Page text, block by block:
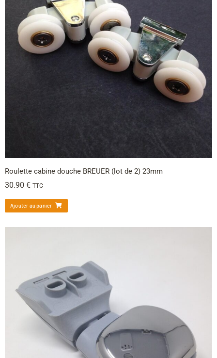
Roulette cabine douche BREUER (lot de 2) 23mm
30.90 € TTC
Ajouter au panier